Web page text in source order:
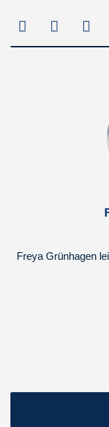
Freya Grünhagen